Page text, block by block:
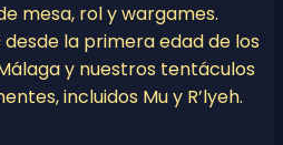
mesa, rol y wargames.
la primera edad de los
y nuestros tentáculos
incluidos Mu y R’lyeh.